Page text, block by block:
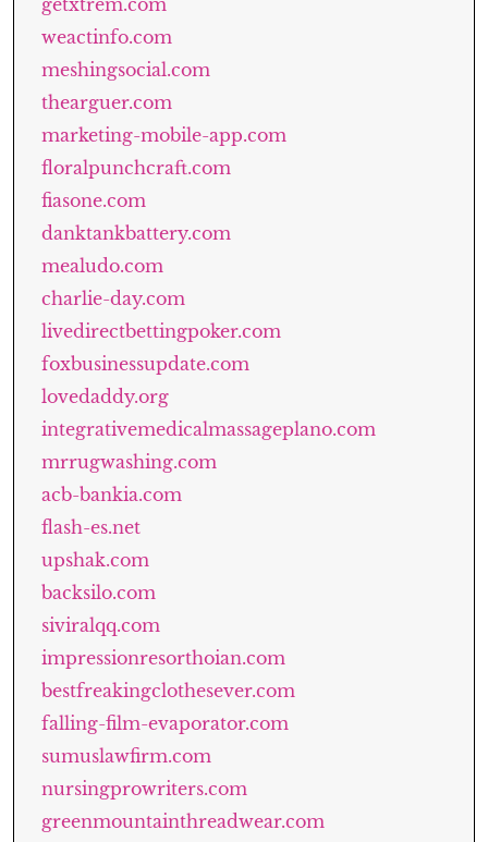
getxtrem.com
weactinfo.com
meshingsocial.com
thearguer.com
marketing-mobile-app.com
floralpunchcraft.com
fiasone.com
danktankbattery.com
mealudo.com
charlie-day.com
livedirectbettingpoker.com
foxbusinessupdate.com
lovedaddy.org
integrativemedicalmassageplano.com
mrrugwashing.com
acb-bankia.com
flash-es.net
upshak.com
backsilo.com
siviralqq.com
impressionresorthoian.com
bestfreakingclothesever.com
falling-film-evaporator.com
sumuslawfirm.com
nursingprowriters.com
greenmountainthreadwear.com